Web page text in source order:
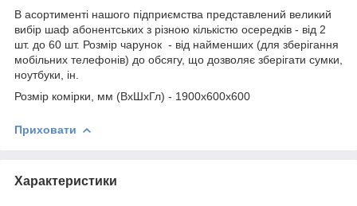
В асортименті нашого підприємства представлений великий
вибір шаф абонентських з різною кількістю осередків - від 2
шт. до 60 шт. Розмір чарунок - від найменших (для зберігання
мобільних телефонів) до обсягу, що дозволяє зберігати сумки,
ноутбуки, ін.
Розмір комірки, мм (ВхШхГл) - 1900х600х600
Приховати
Характеристики